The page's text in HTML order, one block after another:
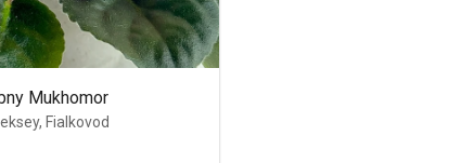
Mukhomor
Fialkovod